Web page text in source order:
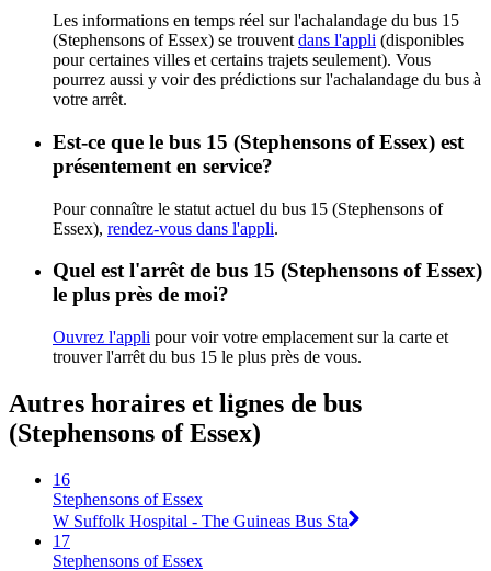
Les informations en temps réel sur l'achalandage du bus 15
(Stephensons of Essex) se trouvent dans l'appli (disponibles
pour certaines villes et certains trajets seulement). Vous
pourrez aussi y voir des prédictions sur l'achalandage du bus à
votre arrêt.
Est-ce que le bus 15 (Stephensons of Essex) est
présentement en service?
Pour connaître le statut actuel du bus 15 (Stephensons of
Essex), rendez-vous dans l'appli.
Quel est l'arrêt de bus 15 (Stephensons of Essex)
le plus près de moi?
Ouvrez l'appli pour voir votre emplacement sur la carte et
trouver l'arrêt du bus 15 le plus près de vous.
Autres horaires et lignes de bus
(Stephensons of Essex)
16
Stephensons of Essex
W Suffolk Hospital - The Guineas Bus Sta
17
Stephensons of Essex